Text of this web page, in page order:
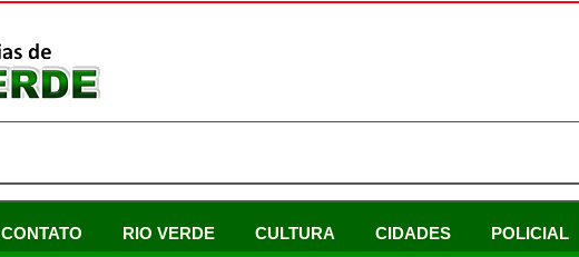
CONTATO RIO VERDE CULTURA CIDADES POLICIAL